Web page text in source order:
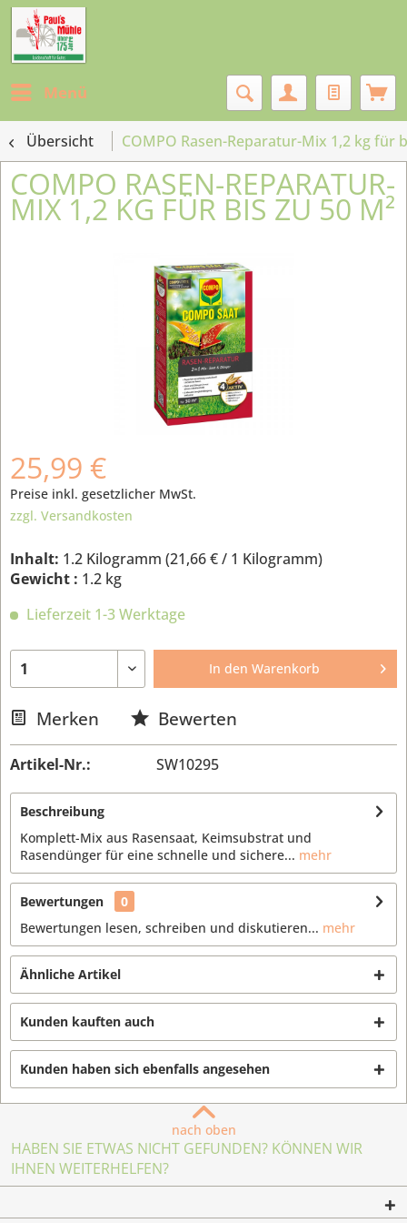
Menü
Übersicht COMPO Rasen-Reparatur-Mix 1,2 kg für
COMPO RASEN-REPARATUR-
MIX 1,2 KG FÜR BIS ZU 50 M²
25,99 €
Preise inkl. gesetzlicher MwSt.
zzgl. Versandkosten
Inhalt: 1.2 Kilogramm (21,66 €/ 1 Kilogramm)
Gewicht : 1.2 kg
Lieferzeit 1-3 Werktage
In den Warenkorb
Merken Bewerten
Artikel-Nr.: SW10295
Beschreibung
Komplett-Mix aus Rasensaat, Keimsubstrat und
Rasendünger für eine schnelle und sichere... mehr
Bewertungen
0
Bewertungen lesen, schreiben und diskutieren... mehr
Ähnliche Artikel
Kunden kauften auch
Kunden haben sich ebenfalls angesehen
nach oben
HABEN SIE ETWAS NICHT GEFUNDEN? KÖNNEN WIR
IHNEN WEITERHELFEN?